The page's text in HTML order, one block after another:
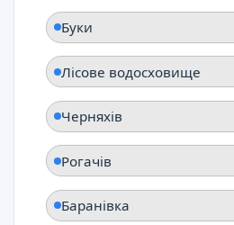
Буки
Лісове водосховище
Черняхів
Рогачів
Баранівка